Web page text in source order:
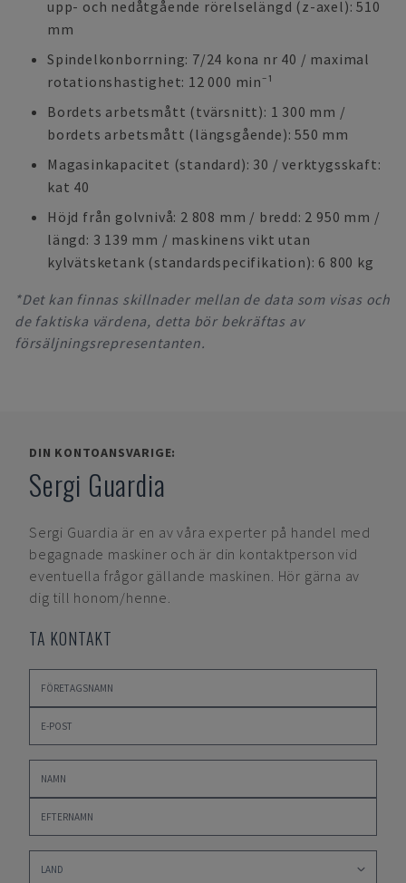
upp- och nedåtgående rörelselängd (z-axel): 510
mm
Spindelkonborrning: 7/24 kona nr 40 / maximal
rotationshastighet: 12 000 min⁻¹
Bordets arbetsmått (tvärsnitt): 1 300 mm /
bordets arbetsmått (längsgående): 550 mm
Magasinkapacitet (standard): 30 / verktygsskaft:
kat 40
Höjd från golvnivå: 2 808 mm / bredd: 2 950 mm /
längd: 3 139 mm / maskinens vikt utan
kylvätsketank (standardspecifikation): 6 800 kg
*Det kan finnas skillnader mellan de data som visas och
de faktiska värdena, detta bör bekräftas av
försäljningsrepresentanten.
DIN KONTOANSVARIGE:
Sergi Guardia
Sergi Guardia är en av våra experter på handel med
begagnade maskiner och är din kontaktperson vid
eventuella frågor gällande maskinen. Hör gärna av
dig till honom/henne.
TA KONTAKT